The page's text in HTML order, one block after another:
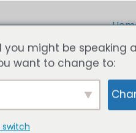
you might be speaking
want to change to: